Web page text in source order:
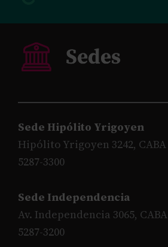
Sede Hipólito Yrigoyen
Hipólito Yrigoyen 3242, CABA
5287-3300
Sede Independencia
Av. Independencia 3065, CABA
5287-3200